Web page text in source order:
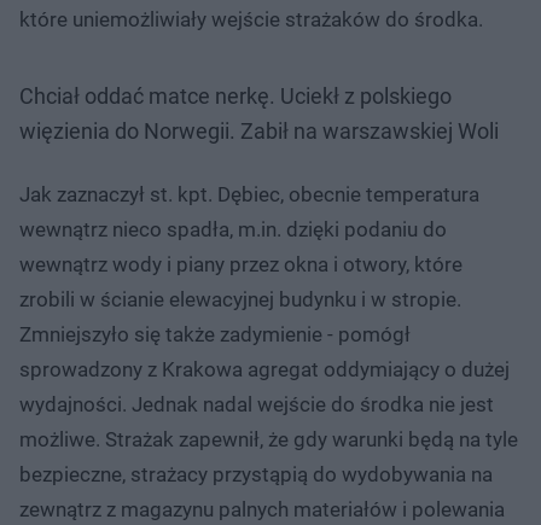
które uniemożliwiały wejście strażaków do środka.
Chciał oddać matce nerkę. Uciekł z polskiego
więzienia do Norwegii. Zabił na warszawskiej Woli
Jak zaznaczył st. kpt. Dębiec, obecnie temperatura
wewnątrz nieco spadła, m.in. dzięki podaniu do
wewnątrz wody i piany przez okna i otwory, które
zrobili w ścianie elewacyjnej budynku i w stropie.
Zmniejszyło się także zadymienie - pomógł
sprowadzony z Krakowa agregat oddymiający o dużej
wydajności. Jednak nadal wejście do środka nie jest
możliwe. Strażak zapewnił, że gdy warunki będą na tyle
bezpieczne, strażacy przystąpią do wydobywania na
zewnątrz z magazynu palnych materiałów i polewania